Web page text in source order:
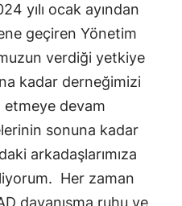
yılı ocak ayından
geçiren Yönetim
verdiği yetkiye
kadar derneğimizi
devam
sonuna kadar
arkadaşlarımıza
Her zaman